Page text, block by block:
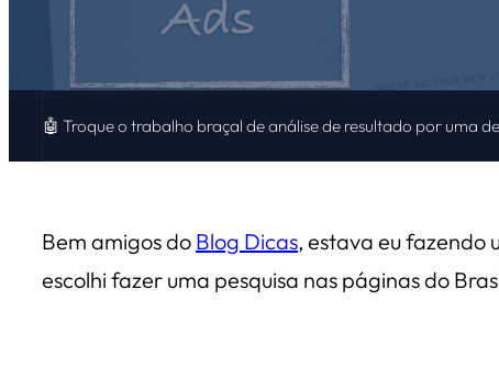
🤖 Troque o trabalho braçal de análise de resultado por uma
Bem amigos do Blog Dicas, estava eu fazendo
escolhi fazer uma pesquisa nas páginas do